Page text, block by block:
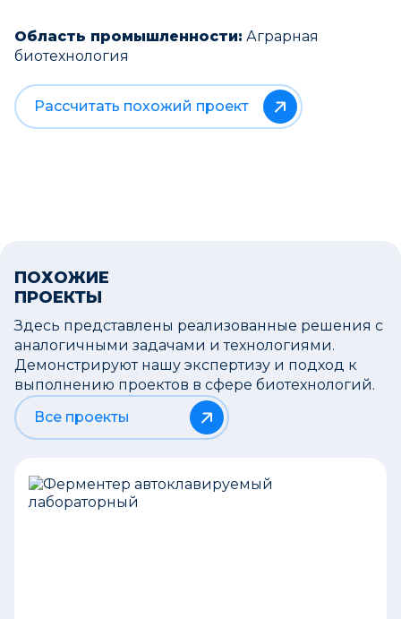
Область промышленности: Аграрная
биотехнология
Рассчитать похожий проект
ПОХОЖИЕ
ПРОЕКТЫ
Здесь представлены реализованные решения с
аналогичными задачами и технологиями.
Демонстрируют нашу экспертизу и подход к
выполнению проектов в сфере биотехнологий.
Все проекты